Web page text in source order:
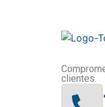
clientes.